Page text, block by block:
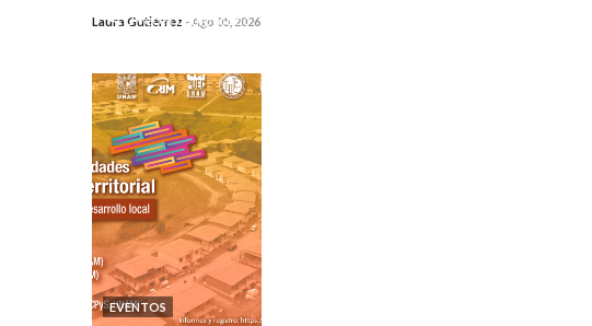
0 veces compartido
Laura Gutiérrez -Ago 05, 2026
EVENTOS